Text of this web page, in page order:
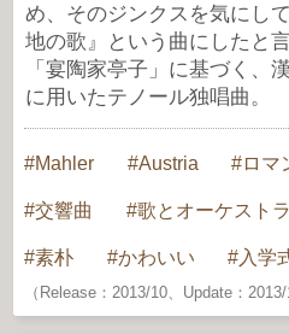
め、そのジンクスを気にし
地の歌』という曲にしたと
「宴陶家亭子」に基づく、
に用いたテノール独唱曲。
Mahler Austria ロマ
交響曲 歌とオーケストラ
素朴 かわいい 入学
（Release：2013/10、Update：2013/